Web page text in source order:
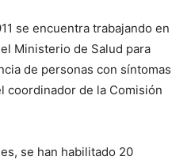
se encuentra trabajando en
Ministerio de Salud para
de personas con síntomas
coordinador de la Comisión
se han habilitado 20